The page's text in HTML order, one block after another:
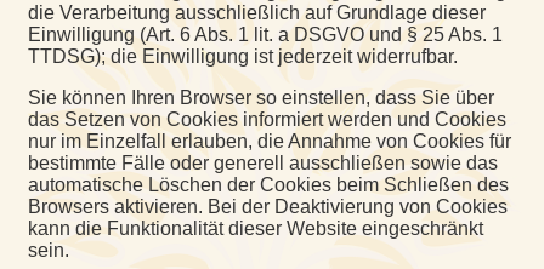
die Verarbeitung ausschließlich auf Grundlage dieser
Einwilligung (Art. 6 Abs. 1 lit. a DSGVO und § 25 Abs. 1
TTDSG); die Einwilligung ist jederzeit widerrufbar.
Sie können Ihren Browser so einstellen, dass Sie über
das Setzen von Cookies informiert werden und Cookies
nur im Einzelfall erlauben, die Annahme von Cookies für
bestimmte Fälle oder generell ausschließen sowie das
automatische Löschen der Cookies beim Schließen des
Browsers aktivieren. Bei der Deaktivierung von Cookies
kann die Funktionalität dieser Website eingeschränkt
sein.